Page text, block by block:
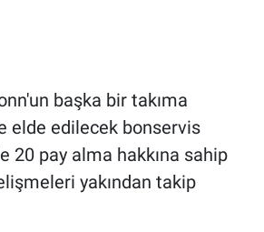
başka bir takıma
elde edilecek bonservis
20 pay alma hakkına sahip
yakından takip